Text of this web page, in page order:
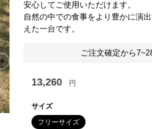
Next slide
安心してご使用いただけます。
自然の中での食事をより豊かに演
えた一台です。
ご注文確定から
13,260 円
サイズ
フリーサイズ